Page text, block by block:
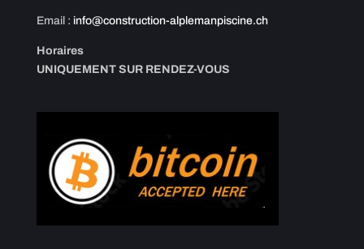
Email : info@construction-alplemanpiscine.ch
Horaires
UNIQUEMENT SUR RENDEZ-VOUS